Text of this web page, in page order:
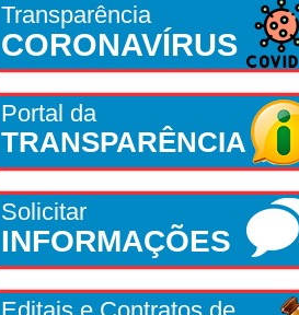
Transparência
CORONAVÍRUS
Portal da
TRANSPARÊNCIA
Solicitar
INFORMAÇÕES